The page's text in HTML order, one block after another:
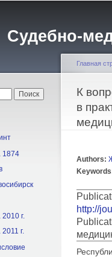
Судебно-
1874
2010 г.
г.
Вы
Главная
К
в
Authors:
http://